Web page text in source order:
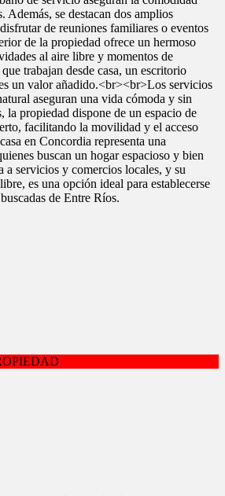
Además, se destacan dos amplios
de reuniones familiares o eventos
de la propiedad ofrece un hermoso
al aire libre y momentos de
trabajan desde casa, un escritorio
un valor añadido.<br><br>Los servicios
aseguran una vida cómoda y sin
la propiedad dispone de un espacio de
facilitando la movilidad y el acceso
en Concordia representa una
buscan un hogar espacioso y bien
a servicios y comercios locales, y su
es una opción ideal para establecerse
de Entre Ríos.